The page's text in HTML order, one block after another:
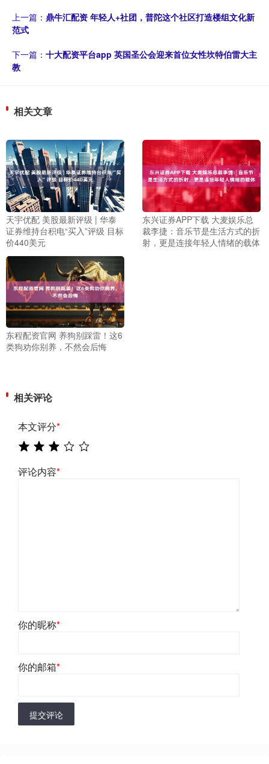
上一篇： 鼎牛汇配资 年轻人+社团，普陀这个社区打造楼组文化新
范式
下一篇： 十大配资平台app 英国圣公会迎来首位女性坎特伯雷大主
教
相关文章
天宇优配 美股最新评级 | 华泰
证券维持台积电“买入”评级 目标
价440美元
东兴证券APP下载 大麦娱乐总
裁李捷：音乐节是生活方式的折
射，更是连接年轻人情绪的载体
东程配资官网 养狗别踩雷！这6
类狗劝你别养，不然会后悔
相关评论
本文评分*
评论内容*
你的昵称*
你的邮箱*
提交评论